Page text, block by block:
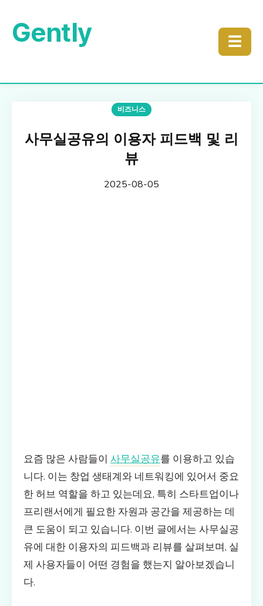
Gently ☰
비즈니스
사무실공유의 이용자 피드백 및 리
뷰
2025-08-05
요즘 많은 사람들이 사무실공유를 이용하고 있습
니다. 이는 창업 생태계와 네트워킹에 있어서 중요
한 허브 역할을 하고 있는데요, 특히 스타트업이나
프리랜서에게 필요한 자원과 공간을 제공하는 데
큰 도움이 되고 있습니다. 이번 글에서는 사무실공
유에 대한 이용자의 피드백과 리뷰를 살펴보며, 실
제 사용자들이 어떤 경험을 했는지 알아보겠습니
다.